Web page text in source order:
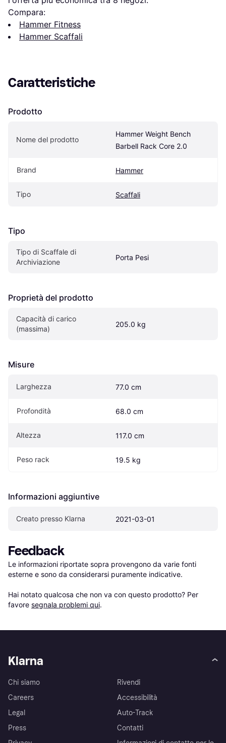
Compara:
Hammer Fitness
Hammer Scaffali
Caratteristiche
Prodotto
Nome del prodotto
Hammer Weight Bench
Barbell Rack Core 2.0
Brand Hammer
Tipo Scaffali
Tipo
Tipo di Scaffale di
Archiviazione
Porta Pesi
Proprietà del prodotto
Capacità di carico
(massima)
205.0 kg
Misure
Larghezza 77.0 cm
Profondità 68.0 cm
Altezza 117.0 cm
Peso rack 19.5 kg
Informazioni aggiuntive
Creato presso Klarna 2021-03-01
Feedback
Le informazioni riportate sopra provengono da varie fonti
esterne e sono da considerarsi puramente indicative.
Hai notato qualcosa che non va con questo prodotto? Per
favore segnala problemi qui.
Klarna
Chi siamo
Careers
Legal
Press
Rivendi
Accessibilità
Auto-Track
Contatti